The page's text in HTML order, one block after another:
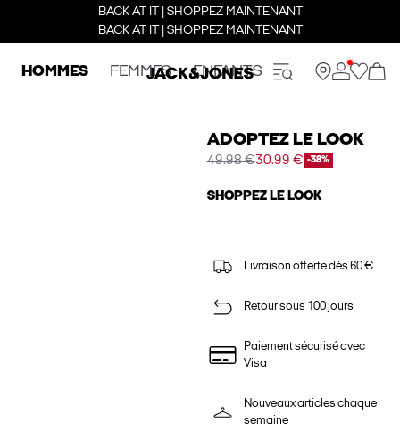
BACK AT IT | SHOPPEZ MAINTENANT
BACK AT IT | SHOPPEZ MAINTENANT
HOMMES FEMMES ENFANTS
ADOPTEZ LE LOOK
49.98 €30.99 € -38%
SHOPPEZ LE LOOK
Livraison offerte dès 60 €
Retour sous 100 jours
Paiement sécurisé avec
Visa
Nouveaux articles chaque
semaine